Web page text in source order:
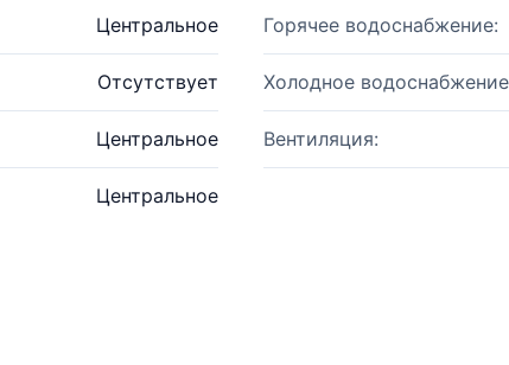
Центральное Горячее водоснабжение:
Отсутствует Холодное
Центральное Вентиляция:
Центральное